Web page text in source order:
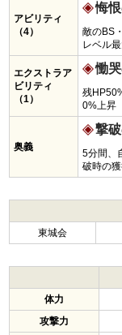
アビリティ
（4）
悔
敵のBS
レベル最
エクストラア
ビリティ
（1）
慟
残
0%上昇
奥義
撃
5分間、
破時の
東城会
体力
攻撃力